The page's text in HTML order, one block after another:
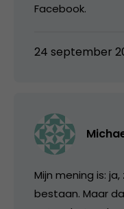
Facebook.
24 september
Mijn mening is:
bestaan. Maar